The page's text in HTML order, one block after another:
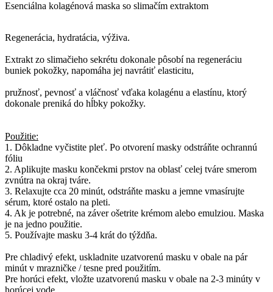
Esenciálna kolagénová maska so slimačím extraktom
Regenerácia, hydratácia, výživa.
Extrakt zo slimačieho sekrétu dokonale pôsobí na regeneráciu
buniek pokožky, napomáha jej navrátiť elasticitu,
pružnosť, pevnosť a vláčnosť vďaka kolagénu a elastínu, ktorý
dokonale preniká do hĺbky pokožky.
Použitie:
1. Dôkladne vyčistite pleť. Po otvorení masky odstráňte ochrannú
fóliu
2. Aplikujte masku končekmi prstov na oblasť celej tváre smerom
zvnútra na okraj tváre.
3. Relaxujte cca 20 minút, odstráňte masku a jemne vmasírujte
sérum, ktoré ostalo na pleti.
4. Ak je potrebné, na záver ošetrite krémom alebo emulziou. Maska
je na jedno použitie.
5. Používajte masku 3-4 krát do týždňa.
Pre chladivý efekt, uskladnite uzatvorenú masku v obale na pár
minút v mrazničke / tesne pred použitím.
Pre horúci efekt, vložte uzatvorenú masku v obale na 2-3 minúty v
horúcej vode.